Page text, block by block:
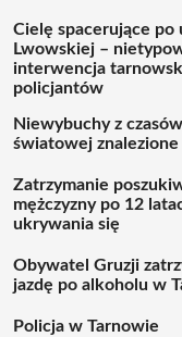
Cielę spacerujące po
Lwowskiej –
interwencja
policjantów
Niewybuchy z
światowej znalezione
Zatrzymanie
mężczyzny po 12
ukrywania się
Obywatel Gruzji
jazdę po alkoholu w
Policja w Tarnowie